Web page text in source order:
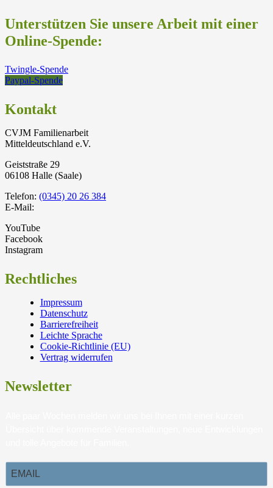
Unterstützen Sie unsere Arbeit mit einer
Online-Spende:
Twingle-Spende
Paypal-Spende
Kontakt
CVJM Familienarbeit
Mitteldeutschland e.V.
Geiststraße 29
06108 Halle (Saale)
Telefon: (0345) 20 26 384
E-Mail:
YouTube
Facebook
Instagram
Rechtliches
Impressum
Datenschutz
Barrierefreiheit
Leichte Sprache
Cookie-Richtlinie (EU)
Vertrag widerrufen
Newsletter